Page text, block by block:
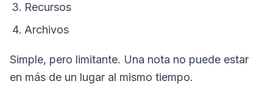
Recursos
Archivos
Simple, pero limitante. Una nota no puede estar
en más de un lugar al mismo tiempo.